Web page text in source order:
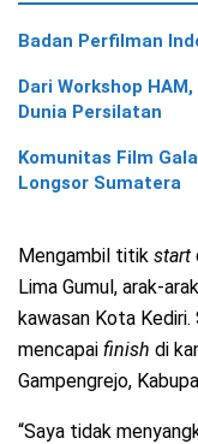
Badan Perfilman
Dari Workshop
Dunia Persilatan
Komunitas Film
Longsor Sumatera
Mengambil titik start
Lima Gumul, arak-
kawasan Kota
mencapai finish di
Gampengrejo,
“Saya tidak